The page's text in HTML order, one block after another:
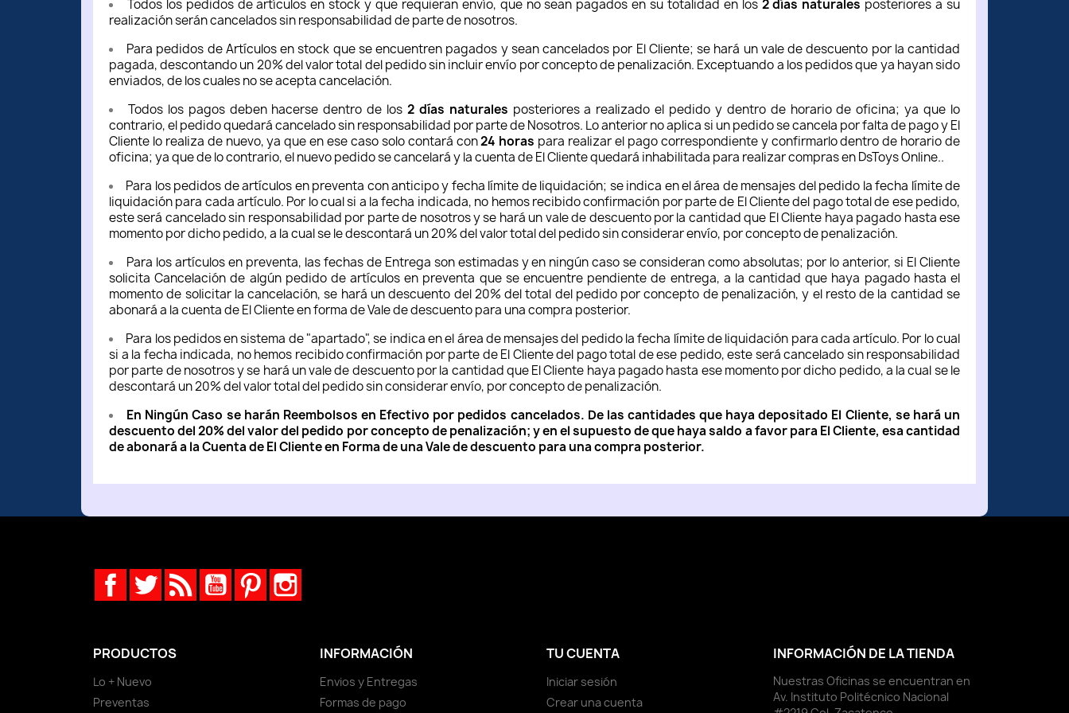
Todos los pedidos de artículos en stock y que requieran envío, que no sean pagados en su totalidad en los 2 días naturales posteriores a su
realización serán cancelados sin responsabilidad de parte de nosotros.
Para pedidos de Artículos en stock que se encuentren pagados y sean cancelados por El Cliente; se hará un vale de descuento por la cantidad
pagada, descontando un 20% del valor total del pedido sin incluir envío por concepto de penalización. Exceptuando a los pedidos que ya hayan sido
enviados, de los cuales no se acepta cancelación.
Todos los pagos deben hacerse dentro de los 2 días naturales posteriores a realizado el pedido y dentro de horario de oficina; ya que lo
contrario, el pedido quedará cancelado sin responsabilidad por parte de Nosotros. Lo anterior no aplica si un pedido se cancela por falta de pago y El
Cliente lo realiza de nuevo, ya que en ese caso solo contará con24 horas para realizar el pago correspondiente y confirmarlo dentro de horario de
oficina; ya que de lo contrario, el nuevo pedido se cancelará y la cuenta de El Cliente quedará inhabilitada para realizar compras en DsToys Online..
Para los pedidos de artículos en preventa con anticipo y fecha límite de liquidación; se indica en el área de mensajes del pedido la fecha límite de
liquidación para cada artículo. Por lo cual si a la fecha indicada, no hemos recibido confirmación por parte de El Cliente del pago total de ese pedido,
este será cancelado sin responsabilidad por parte de nosotros y se hará un vale de descuento por la cantidad que El Cliente haya pagado hasta ese
momento por dicho pedido, a la cual se le descontará un 20% del valor total del pedido sin considerar envío, por concepto de penalización.
Para los artículos en preventa, las fechas de Entrega son estimadas y en ningún caso se consideran como absolutas; por lo anterior, si El Cliente
solicita Cancelación de algún pedido de artículos en preventa que se encuentre pendiente de entrega, a la cantidad que haya pagado hasta el
momento de solicitar la cancelación, se hará un descuento del 20% del total del pedido por concepto de penalización, y el resto de la cantidad se
abonará a la cuenta de El Cliente en forma de Vale de descuento para una compra posterior.
Para los pedidos en sistema de "apartado", se indica en el área de mensajes del pedido la fecha límite de liquidación para cada artículo. Por lo cual
si a la fecha indicada, no hemos recibido confirmación por parte de El Cliente del pago total de ese pedido, este será cancelado sin responsabilidad
por parte de nosotros y se hará un vale de descuento por la cantidad que El Cliente haya pagado hasta ese momento por dicho pedido, a la cual se le
descontará un 20% del valor total del pedido sin considerar envío, por concepto de penalización.
En Ningún Caso se harán Reembolsos en Efectivo por pedidos cancelados. De las cantidades que haya depositado El Cliente, se hará un
descuento del 20% del valor del pedido por concepto de penalización; y en el supuesto de que haya saldo a favor para El Cliente, esa cantidad
de abonará a la Cuenta de El Cliente en Forma de una Vale de descuento para una compra posterior.
Facebook
Twitter Rss YouTubePinterest
PRODUCTOS
Lo + Nuevo
Preventas
INFORMACIÓN
Envios y Entregas
Formas de pago
TU CUENTA
Iniciar sesión
Crear una cuenta
INFORMACIÓN DE LA TIENDA
Nuestras Oficinas se encuentran en
Av. Instituto Politécnico Nacional